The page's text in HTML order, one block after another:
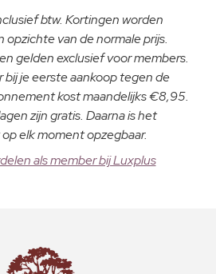
btw. Kortingen worden
van de normale prijs.
gelden exclusief voor members.
je eerste aankoop tegen de
kost maandelijks €8,95.
zijn gratis. Daarna is het
elk moment opzegbaar.
als member bij Luxplus